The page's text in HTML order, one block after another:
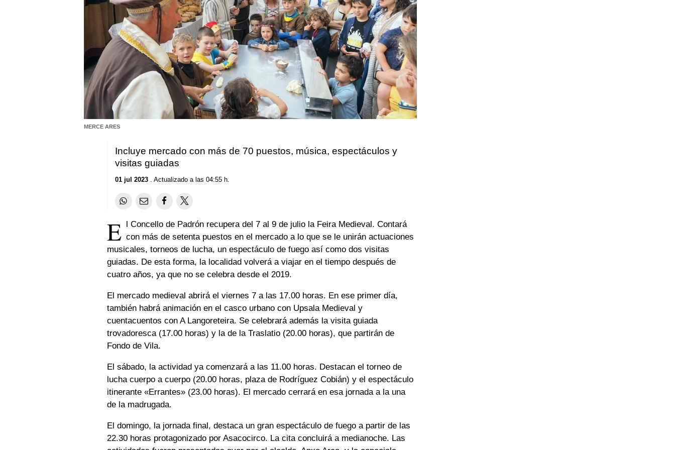
MERCE ARES
Incluye mercado con más de 70 puestos, música, espectáculos y
visitas guiadas
01 jul 2023 . Actualizado a las 04:55 h.
E
l Concello de Padrón recupera del 7 al 9 de julio la Feira Medieval. Contará
con más de setenta puestos en el mercado a lo que se le unirán actuaciones
musicales, torneos de lucha, un espectáculo de fuego así como dos visitas
guiadas. De esta forma, la localidad volverá a viajar en el tiempo después de
cuatro años, ya que no se celebra desde el 2019.
El mercado medieval abrirá el viernes 7 a las 17.00 horas. En ese primer día,
también habrá animación en el casco urbano con Upsala Medieval y
cuentacuentos con A Langoreteira. Se celebrará además la visita guiada
trovadoresca (17.00 horas) y la de la Traslatio (20.00 horas), que partirán de
Fondo de Vila.
El sábado, la actividad ya comenzará a las 11.00 horas. Destacan el torneo de
lucha cuerpo a cuerpo (20.00 horas, plaza de Rodríguez Cobián) y el espectáculo
itinerante «Errantes» (23.00 horas). El mercado cerrará en esa jornada a la una
de la madrugada.
El domingo, la jornada final, destaca un gran espectáculo de fuego a partir de las
22.30 horas protagonizado por Asacocirco. La cita concluirá a medianoche. Las